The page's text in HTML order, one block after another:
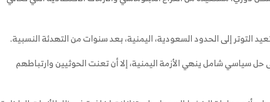
التوتر إلى الحدود السعودية، اليمنية، بعد سنوات من التهدئة النسبية.
سياسي شامل ينهي الأزمة اليمنية، إلا أن تعنت الحوثيين وارتباطهم